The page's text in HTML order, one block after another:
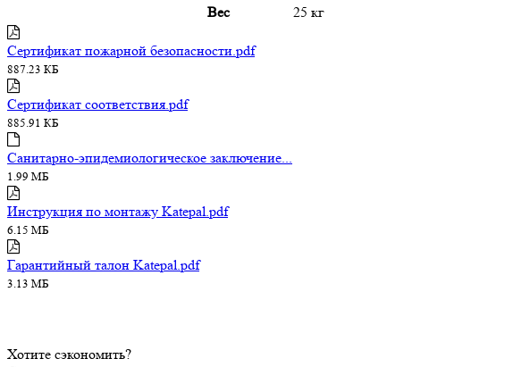
Вес
25 кг
Сертификат пожарной безопасности.pdf
887.23 КБ
Сертификат соответствия.pdf
885.91 КБ
Санитарно-эпидемиологическое заключение...
1.99 МБ
Инструкция по монтажу Katepal.pdf
6.15 МБ
Гарантийный талон Katepal.pdf
3.13 МБ
Хотите сэкономить?